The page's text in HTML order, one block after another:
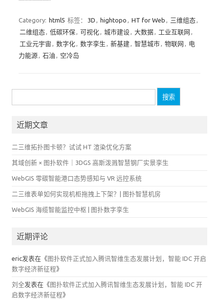
Category: html5 标签： 3D , hightopo , HT for Web , 三维组态,
二维组态, 低碳环保, 可视化, 城市建设, 大数据, 工业互联网 ,
工业元宇宙 , 数字化, 数字孪生 , 新基建, 智慧城市, 物联网 , 电
力能源, 石油 , 空冷岛
索：
近期文章
二三维拓扑图卡顿？试试 HT 渲染优化方案
其域创新 × 图扑软件｜3DGS 高斯泼溅智慧钢厂实景孪生
WebGIS 零碳智能港口态势感知与 VR 远控系统
二三维表单如何实现机柜拖拽上下架？| 图扑智慧机房
WebGIS 海缆智能监控中枢 | 图扑数字孪生
近期评论
eric发表在《 图扑软件正式加入腾讯智维生态发展计划，智能 IDC 开启
数字经济新征程》
刘全发表在《 图扑软件正式加入腾讯智维生态发展计划，智能 IDC 开
启数字经济新征程》